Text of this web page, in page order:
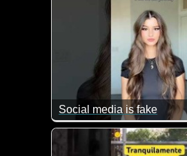
Social media is fake